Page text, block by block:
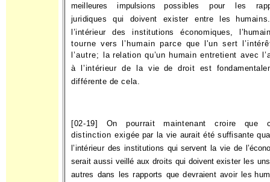
meilleures impulsions
possibles pour les
juridiques qui doivent exister entre les
l’intérieur des institutions économiques,
tourne vers l’humain parce que l'un sert
l’autre; la relation qu’un humain entretient avec
à l’intérieur de la vie de droit est
différente de cela.
[02-19] On pourrait maintenant croire que
distinction exigée par la vie aurait été suffisante
l’intérieur des institutions qui servent la vie de
serait aussi veillé aux droits qui doivent exister les
autres dans les rapports que devraient avoir les